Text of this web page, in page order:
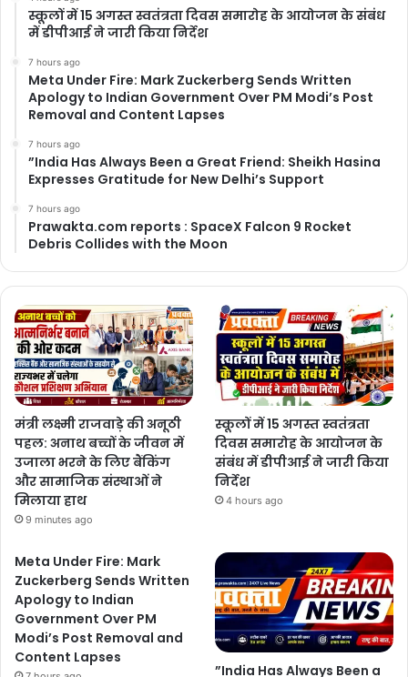
स्कूलों में 15 अगस्त स्वतंत्रता दिवस समारोह के आयोजन के संबंध
में डीपीआई ने जारी किया निर्देश
7 hours ago
Meta Under Fire: Mark Zuckerberg Sends Written
Apology to Indian Government Over PM Modi’s Post
Removal and Content Lapses
7 hours ago
​”India Has Always Been a Great Friend: Sheikh Hasina
Expresses Gratitude for New Delhi’s Support
7 hours ago
Prawakta.com reports : SpaceX Falcon 9 Rocket
Debris Collides with the Moon
मंत्री लक्ष्मी राजवाड़े की अनूठी
पहल: अनाथ बच्चों के जीवन में
उजाला भरने के लिए बैंकिंग
और सामाजिक संस्थाओं ने
मिलाया हाथ
9 minutes ago
स्कूलों में 15 अगस्त स्वतंत्रता
दिवस समारोह के आयोजन के
संबंध में डीपीआई ने जारी किया
निर्देश
4 hours ago
Meta Under Fire: Mark
Zuckerberg Sends Written
Apology to Indian
Government Over PM
Modi’s Post Removal and
Content Lapses
”India Has Always Been a